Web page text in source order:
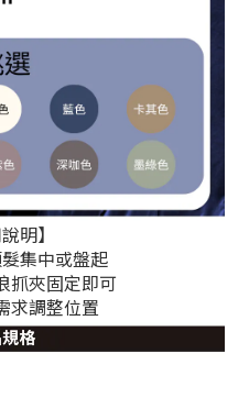
明】
集中或盤起
抓夾固定即可
求調整位置